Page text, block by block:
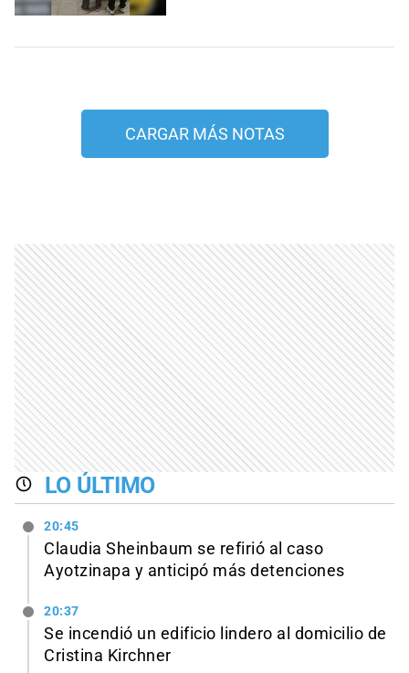
CARGAR MÁS NOTAS
LO ÚLTIMO
20:45
Claudia Sheinbaum se refirió al caso
Ayotzinapa y anticipó más detenciones
20:37
Se incendió un edificio lindero al domicilio de
Cristina Kirchner